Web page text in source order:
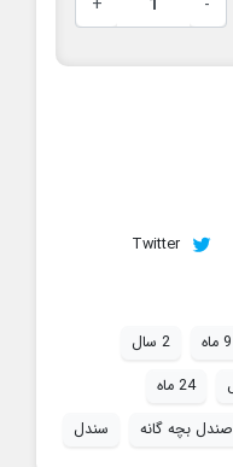
Twitter
9 ماه
2 سال
24 ماه
صندل بچه گانه سندل